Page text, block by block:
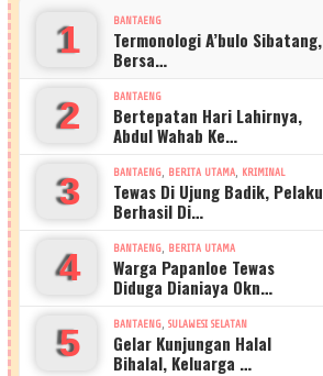
1 BANTAENG
Termonologi A’bulo Sibatang,
Bersa…
2 BANTAENG
Bertepatan Hari Lahirnya,
Abdul Wahab Ke…
3 BANTAENG, BERITA UTAMA, KRIMINAL
Tewas Di Ujung Badik, Pelaku
Berhasil Di…
4 BANTAENG, BERITA UTAMA
Warga Papanloe Tewas
Diduga Dianiaya Okn…
5 BANTAENG,SULAWESI SELATAN
Gelar Kunjungan Halal
Bihalal, Keluarga …